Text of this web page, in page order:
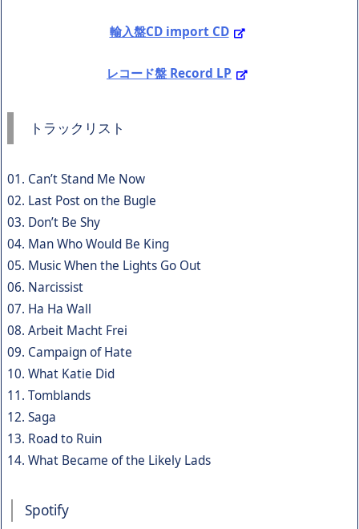
輸入盤CD import CD
レコード盤 Record LP
トラックリスト
01. Can’t Stand Me Now
02. Last Post on the Bugle
03. Don’t Be Shy
04. Man Who Would Be King
05. Music When the Lights Go Out
06. Narcissist
07. Ha Ha Wall
08. Arbeit Macht Frei
09. Campaign of Hate
10. What Katie Did
11. Tomblands
12. Saga
13. Road to Ruin
14. What Became of the Likely Lads
Spotify